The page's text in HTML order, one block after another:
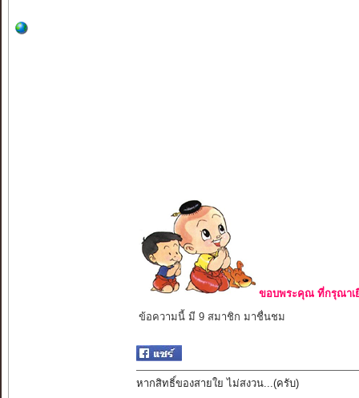
ขอบพระคุณ ที่กรุณาเ
ข้อความนี้ มี 9 สมาชิก มาชื่นชม
หากสิทธิ์ของสายใย ไม่สงวน...(ครับ)